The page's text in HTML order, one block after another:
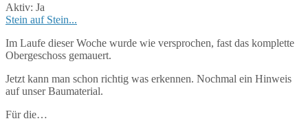
Aktiv: Ja
Stein auf Stein...
Im Laufe dieser Woche wurde wie versprochen, fast das komplette
Obergeschoss gemauert.
Jetzt kann man schon richtig was erkennen. Nochmal ein Hinweis
auf unser Baumaterial.
Für die…